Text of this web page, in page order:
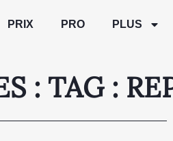
PRIX PRO PLUS
: TAG :